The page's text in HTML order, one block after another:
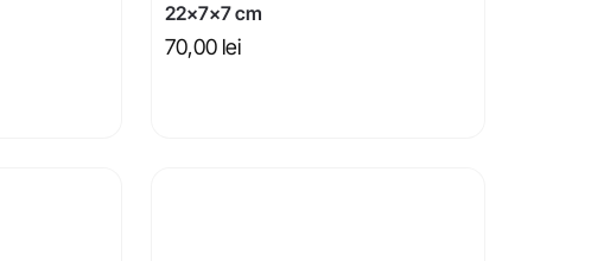
22x7x7 cm
70,00 lei